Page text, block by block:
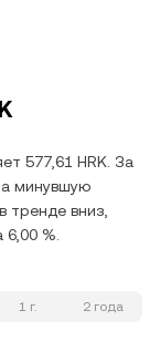
577,61 HRK. За
минувшую
тренде вниз,
%.
1 г. 2 года